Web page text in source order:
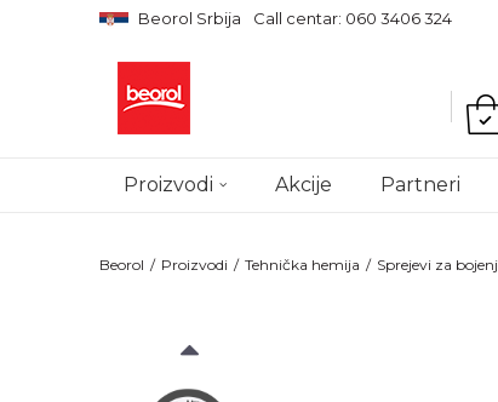
Beorol Srbija Call centar: 060 3406 324
Proizvodi Akcije Partneri
Beorol Proizvodi Tehnička hemija Sprejevi za